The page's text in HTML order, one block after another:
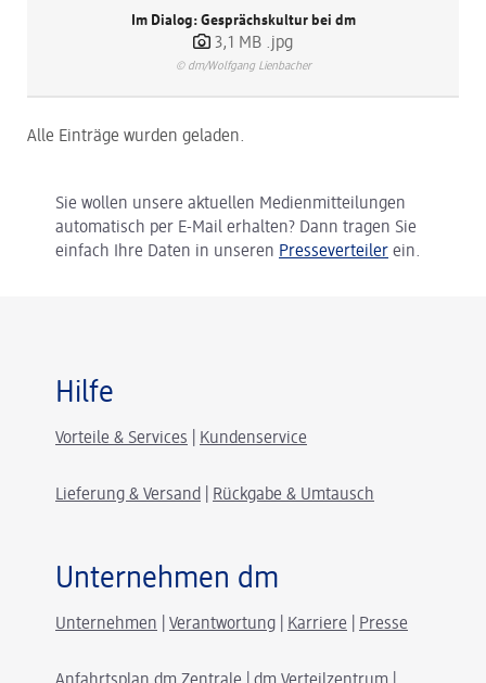
Im Dialog: Gesprächskultur bei dm
3,1 MB .jpg
© dm/Wolfgang Lienbacher
Alle Einträge wurden geladen.
Sie wollen unsere aktuellen Medienmitteilungen
automatisch per E-Mail erhalten? Dann tragen Sie
einfach Ihre Daten in unseren Presseverteiler ein.
Hilfe
Vorteile & Services Kundenservice
Lieferung & Versand Rückgabe & Umtausch
Unternehmen dm
Unternehmen Verantwortung Karriere Presse